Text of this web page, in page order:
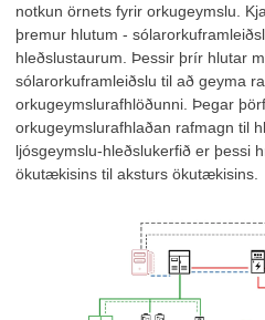
notkun örnets fyrir orkugeymslu.
þremur hlutum -
hleðslustaurum. Þessir þrír hlutar
sólarorkuframleiðslu til að geyma
orkugeymslurafhlöðunni. Þegar
orkugeymslurafhlaðan rafmagn til
ljósgeymslu-hleðslukerfið er þessi
ökutækisins til aksturs ökutækisins.